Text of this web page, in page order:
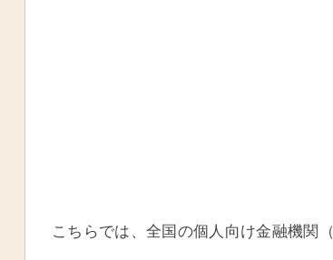
こちらでは、全国の個人向け金融機関